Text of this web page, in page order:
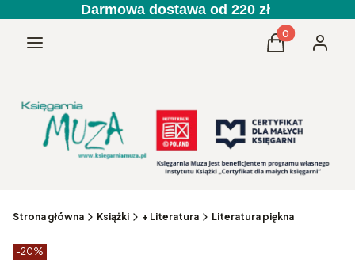
Darmowa dostawa od 220 zł
Menu Produkty w
Koszyk
Strona główna Książki + Literatura Literatura piękna
Etykiety produktu
-20%